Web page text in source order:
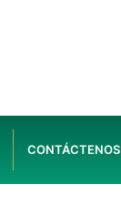
CONTÁCTENOS